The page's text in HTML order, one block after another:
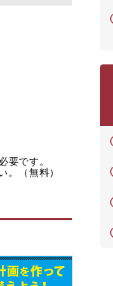
です。
（無料）